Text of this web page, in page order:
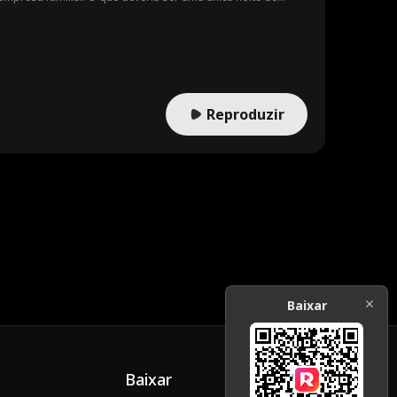
Jayne sem que ela saiba. O pai deixará de tentar impedir
de Jayne, o pai revela a verdade e Jayne entra em
deixá-la. Jayne os perdoa, e eles podem ficar juntos
Reproduzir
Baixar
Baixar